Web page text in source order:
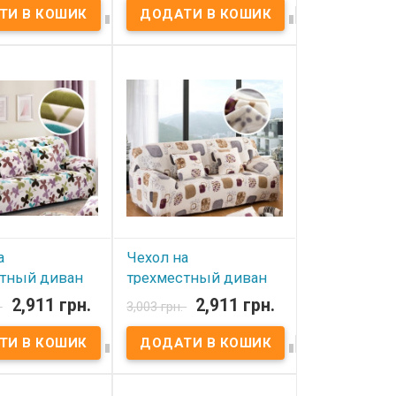
100%
Размер: 195x230
ПВХ пакет.
Эластичный,
всему
замша.
Вы можете
45x45 см.
Китай
 
В наявності
микрофибра(замша), 100%
полиэстер. Размер: 195x230
см. Упаковка: ПВХ пакет.
Особенности: Эластичный,
резинка по всему
периметру, замша.
Дополнительно Вы можете
купить декоративные
наволочки 45x45 см.
Производитель:
HomyTex,Украина-Китай

диван
замша с
Кленовый
2,911 грн.
 
Чехол на
трехместный диван
HomyTex замша с
принтом Квадраты
В наявності
3,003 грн. 2,911 грн.
